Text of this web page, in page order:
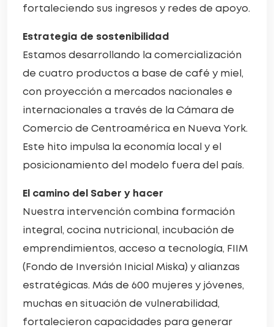
fortaleciendo sus ingresos y redes de apoyo.
Estrategia de sostenibilidad
Estamos desarrollando la comercialización
de cuatro productos a base de café y miel,
con proyección a mercados nacionales e
internacionales a través de la Cámara de
Comercio de Centroamérica en Nueva York.
Este hito impulsa la economía local y el
posicionamiento del modelo fuera del país.
El camino del Saber y hacer
Nuestra intervención combina formación
integral, cocina nutricional, incubación de
emprendimientos, acceso a tecnología, FIIM
(Fondo de Inversión Inicial Miska) y alianzas
estratégicas. Más de 600 mujeres y jóvenes,
muchas en situación de vulnerabilidad,
fortalecieron capacidades para generar